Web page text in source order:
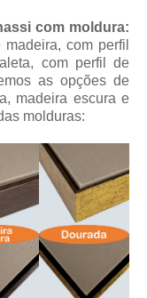
com moldura:
com perfil
com perfil de
as opções de
madeira escura e
molduras: